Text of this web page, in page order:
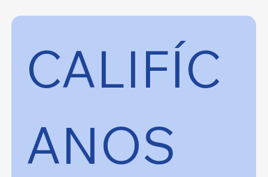
CALIFÍC
ANOS